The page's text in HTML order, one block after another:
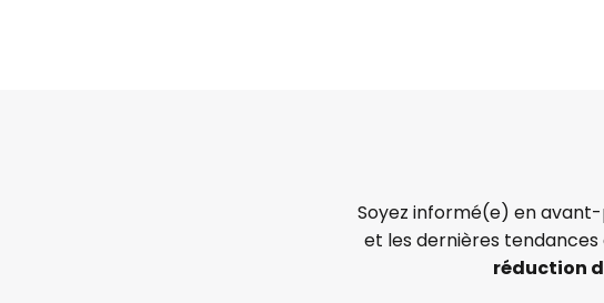
Soyez informé(e) en
et les dernières
réduction